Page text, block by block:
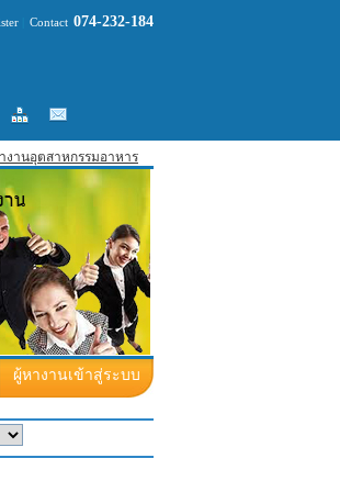
งานอุตสาหกรรมอาหาร
Contact 074-232-184
ผู้หางานเข้าสู่ระบบ